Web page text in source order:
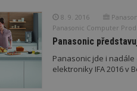
8. 9. 2016
Panasonic Computer
Panasonic
Panasonic jde i
elektroniky IFA 2016 v